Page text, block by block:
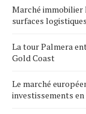
Marché immobilier
surfaces
La tour Palmera
Gold Coast
Le marché
investissements